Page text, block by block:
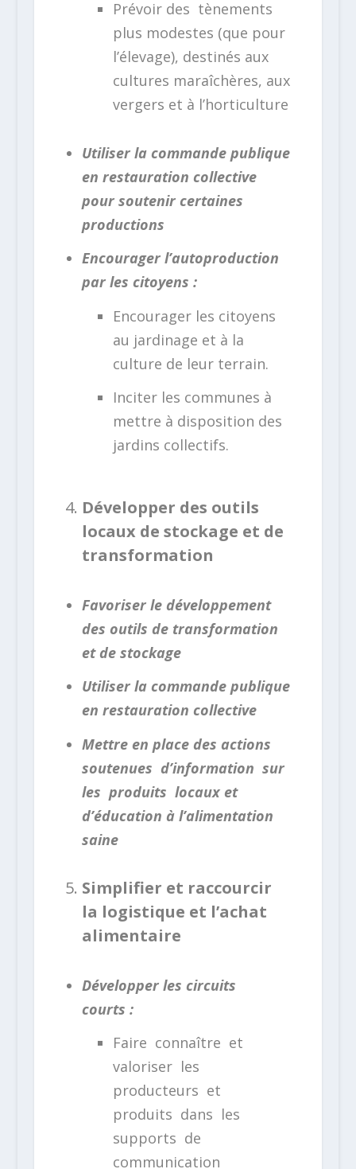
Prévoir des tènements
plus modestes (que pour
l’élevage), destinés aux
cultures maraîchères, aux
vergers et à l’horticulture
Utiliser la commande publique
en restauration collective
pour soutenir certaines
productions
Encourager l’autoproduction
par les citoyens :
Encourager les citoyens
au jardinage et à la
culture de leur terrain.
Inciter les communes à
mettre à disposition des
jardins collectifs.
Développer des outils
locaux de stockage et de
transformation
Favoriser le développement
des outils de transformation
et de stockage
Utiliser la commande publique
en restauration collective
Mettre en place des actions
soutenues d’information sur
les produits locaux et
d’éducation à l’alimentation
saine
Simplifier et raccourcir
la logistique et l’achat
alimentaire
Développer les circuits
courts :
Faire connaître et
valoriser les
producteurs et
produits dans les
supports de
communication